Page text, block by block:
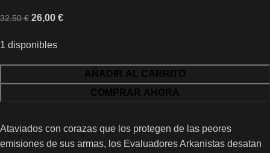
32,50€ 26,00 €
1 disponibles
AÑADIR AL CARRITO
COMPRAR AHORA
Ataviados con corazas que los protegen de las peores
emisiones de sus armas, los Evaluadores Arkanistas desatan